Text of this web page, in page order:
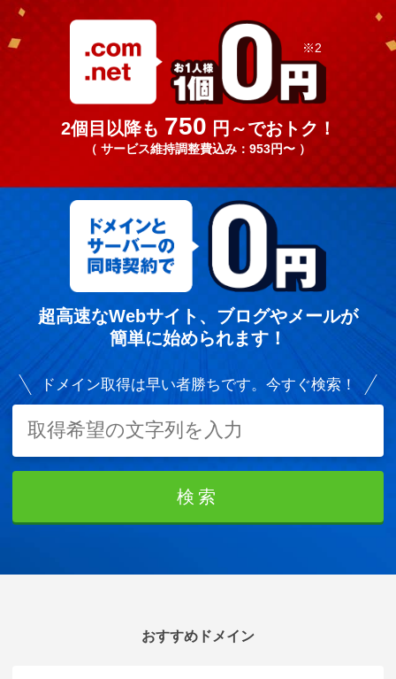
※2
2個目以降も 750 円～でおトク！
（ サービス維持調整費込み：953円〜 ）
超高速なWebサイト、ブログやメールが
簡単に始められます！
ドメイン取得は早い者勝ちです。今すぐ検索！
検索
おすすめドメイン